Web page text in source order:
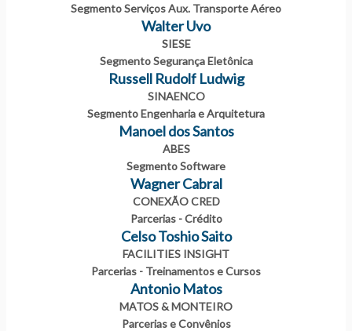
Segmento Serviços Aux. Transporte Aéreo
Walter Uvo
SIESE
Segmento Segurança Eletônica
Russell Rudolf Ludwig
SINAENCO
Segmento Engenharia e Arquitetura
Manoel dos Santos
ABES
Segmento Software
Wagner Cabral
CONEXÃO CRED
Parcerias - Crédito
Celso Toshio Saito
FACILITIES INSIGHT
Parcerias - Treinamentos e Cursos
Antonio Matos
MATOS & MONTEIRO
Parcerias e Convênios